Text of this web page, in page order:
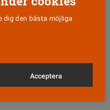
oss!
dig den bästa möjliga
Acceptera